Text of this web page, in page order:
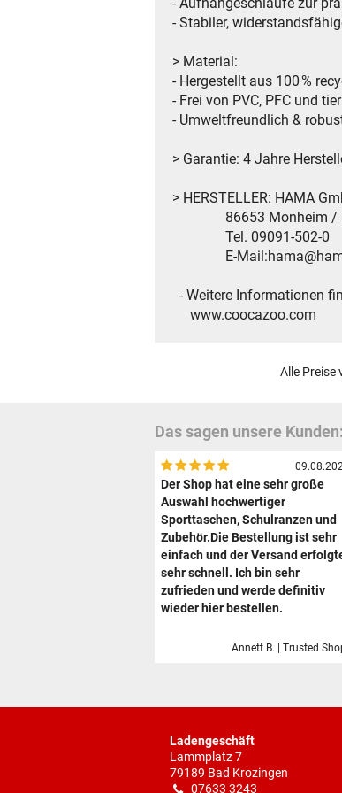
- Stabiler,
> Material:
- Hergestellt aus 100 %
- Frei von PVC, PFC und
- Umweltfreundlich &
> Garantie: 4 Jahre
> HERSTELLER: HAMA
86653 Monheim /
Tel. 09091-502-0
E-
- Weitere Informationen
www.coocazoo.com
Alle Preise
Das sagen unsere Kunden:
Der Shop hat eine sehr große
Auswahl hochwertiger
Sporttaschen, Schulranzen und
Zubehör.Die Bestellung ist sehr
einfach und der Versand
sehr schnell. Ich bin sehr
zufrieden und werde definitiv
wieder hier bestellen.
Annett B. | Trusted
Ladengeschäft
Lammplatz 7
79189 Bad Krozingen
07633 3243